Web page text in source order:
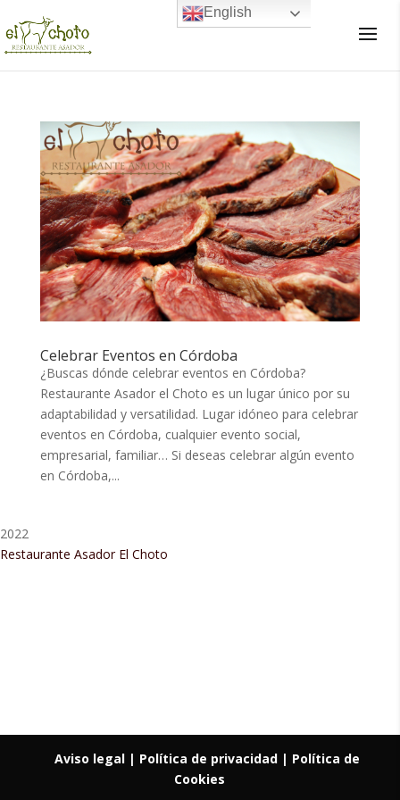
Celebrar Eventos en Córdoba
¿Buscas dónde celebrar eventos en Córdoba?
Restaurante Asador el Choto es un lugar único por su
adaptabilidad y versatilidad. Lugar idóneo para celebrar
eventos en Córdoba, cualquier evento social,
empresarial, familiar… Si deseas celebrar algún evento
en Córdoba,...
2022
Restaurante Asador El Choto
×
Aviso legal | Política de privacidad | Política de
Cookies
English